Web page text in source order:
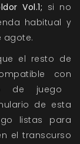
Vol.1; si no
habitual y
agote.
el resto de
con
de juego
de esta
listas para
el transcurso